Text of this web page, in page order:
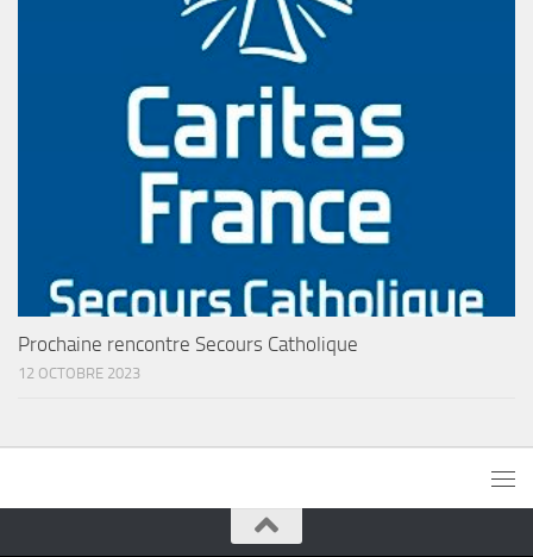
Prochaine rencontre Secours Catholique
12 OCTOBRE 2023